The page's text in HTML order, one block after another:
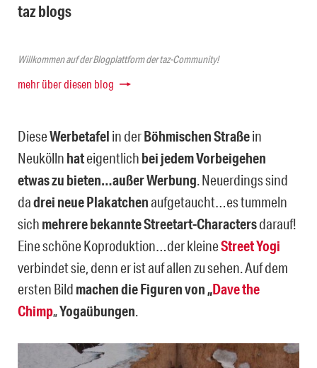
taz blogs
Willkommen auf der Blogplattform der taz-Community!
mehr über diesen blog
DieseWerbetafel in derBöhmischen Straßein
Neukölln hateigentlich bei jedem Vorbeigehen
etwas zu bieten…außer Werbung. Neuerdings sind
dadrei neue Plakatchenaufgetaucht…es tummeln
sich mehrere bekannte Streetart-Charactersdarauf!
Eine schöne Koproduktion…der kleineStreet Yogi
verbindet sie, denn er ist auf allen zu sehen. Auf dem
ersten Bild machen die Figuren von „Dave the
Chimp„Yogaübungen.